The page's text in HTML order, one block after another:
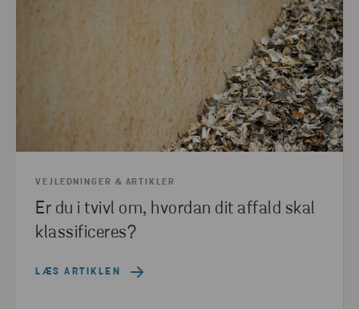
VEJLEDNINGER & ARTIKLER
Er du i tvivl om, hvordan dit affald skal
klassificeres?
LÆS ARTIKLEN